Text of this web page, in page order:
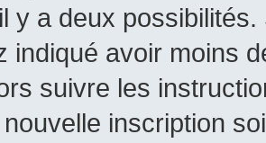
y a deux
indiqué avoir moins
suivre les
inscription